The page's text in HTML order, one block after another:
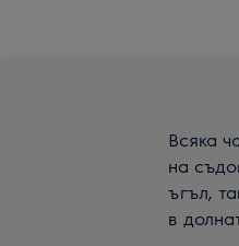
Всяка
на
ъгъл,
в